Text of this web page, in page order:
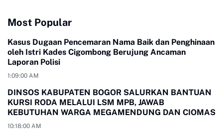
Most Popular
Kasus Dugaan Pencemaran Nama Baik dan Penghinaan
oleh Istri Kades Cigombong Berujung Ancaman
Laporan Polisi
1:09:00 AM
DINSOS KABUPATEN BOGOR SALURKAN BANTUAN
KURSI RODA MELALUI LSM MPB, JAWAB
KEBUTUHAN WARGA MEGAMENDUNG DAN CIOMAS
10:18:00 AM